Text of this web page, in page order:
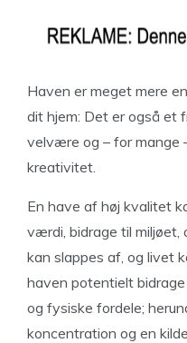
Haven er meget mere
dit hjem: Det er også et
velvære og – for mange
kreativitet.
En have af høj kvalitet
værdi, bidrage til miljøet,
kan slappes af, og livet
haven potentielt
og fysiske fordele;
koncentration og en